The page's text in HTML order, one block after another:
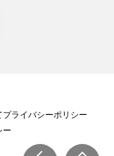
プライバシーポリシー
ー